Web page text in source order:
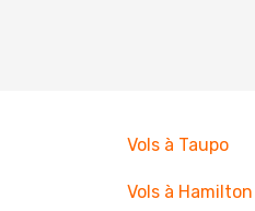
Vols à Taupo
Vols à Hamilton